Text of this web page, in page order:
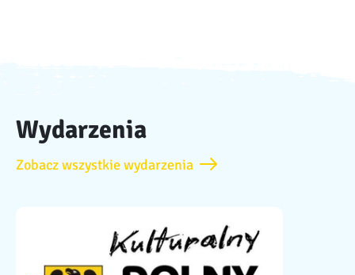
Wydarzenia
Zobacz wszystkie wydarzenia